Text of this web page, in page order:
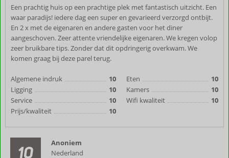
Een prachtig huis op een prachtige plek met fantastisch uitzicht. Een
waar paradijs! iedere dag een super en gevarieerd verzorgd ontbijt.
En 2 x met de eigenaren en andere gasten voor het diner
aangeschoven. Zeer attente vriendelijke eigenaren. We kregen volop
zeer bruikbare tips. Zonder dat dit opdringerig overkwam. We
komen graag bij deze parel terug.
Algemene indruk
10
Ligging
10
Service
10
Prijs/kwaliteit
10
Eten
10
Kamers
10
Wifi kwaliteit
10
10
Anoniem
Nederland